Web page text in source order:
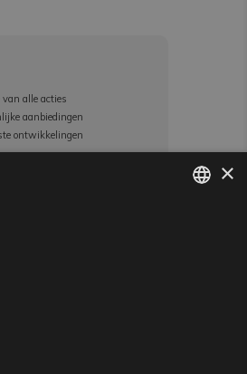
alle acties
aanbiedingen
ontwikkelingen
×